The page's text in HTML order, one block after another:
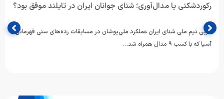
رکوردشکنی یا مدال‌آوری؛ شنای جوانان ایران در تایلند موفق بود؟
مربی تیم ملی شنای ایران عملکرد ملی‌پوشان در مسابقات رده‌های سنی قهرمانی
آسیا که با کسب ۹ مدال همراه شد…